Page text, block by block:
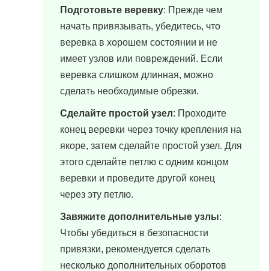
Подготовьте веревку: Прежде чем
начать привязывать, убедитесь, что
веревка в хорошем состоянии и не
имеет узлов или повреждений. Если
веревка слишком длинная, можно
сделать необходимые обрезки.
Сделайте простой узел: Проходите
конец веревки через точку крепления на
якоре, затем сделайте простой узел. Для
этого сделайте петлю с одним концом
веревки и проведите другой конец
через эту петлю.
Завяжите дополнительные узлы:
Чтобы убедиться в безопасности
привязки, рекомендуется сделать
несколько дополнительных оборотов